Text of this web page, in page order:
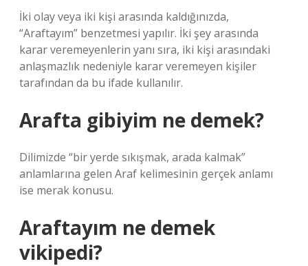
İki olay veya iki kişi arasında kaldığınızda,
“Araftayım” benzetmesi yapılır. İki şey arasında
karar veremeyenlerin yanı sıra, iki kişi arasındaki
anlaşmazlık nedeniyle karar veremeyen kişiler
tarafından da bu ifade kullanılır.
Arafta gibiyim ne demek?
Dilimizde “bir yerde sıkışmak, arada kalmak”
anlamlarına gelen Araf kelimesinin gerçek anlamı
ise merak konusu.
Araftayım ne demek
vikipedi?